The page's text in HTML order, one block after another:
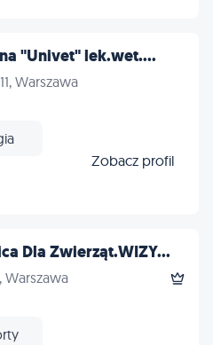
"Univet" lek.wet....
Warszawa
Zobacz profil
Dla Zwierząt.WIZY...
Warszawa